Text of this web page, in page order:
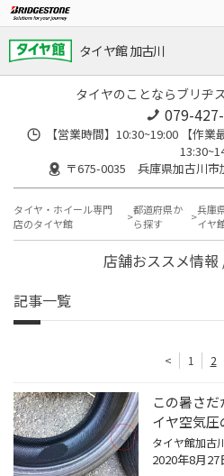
タイヤ館 加古川
タイヤのことならブリヂ
079-
【営業時間】10:30~19:00 【作業
〒675-0035 兵庫県加古川市
タイヤ・ホイール専門
店のタイヤ館
都道府県か
ら探す
兵庫
イヤ
店舗おススメ情報
記事一覧
< 1 2
この暑さ
イヤ空気圧
2020年8月27